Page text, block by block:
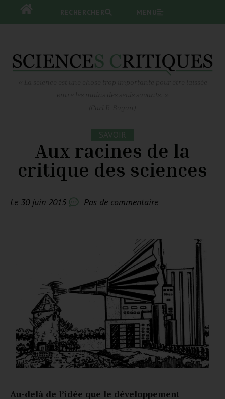
RECHERCHER
RECHERCHER MENU
SAVOIR
Aux racines de la
critique des sciences
Le 30 juin 2015 Pas de commentaire
Au-delà de l’idée que le développement